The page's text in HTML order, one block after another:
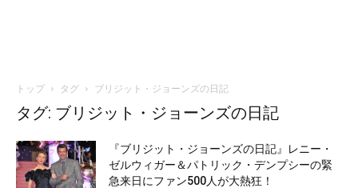
トップ タグ ブリジット・ジョーンズの日記
タグ: ブリジット・ジョーンズの日記
『ブリジット・ジョーンズの日記』レニー・
ゼルウィガー＆パトリック・デンプシーの緊
急来日にファン500人が大熱狂！